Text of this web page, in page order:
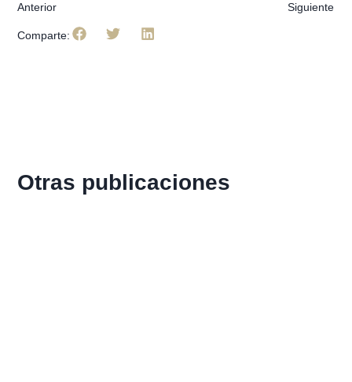
Anterior Siguiente
Comparte:
Otras publicaciones